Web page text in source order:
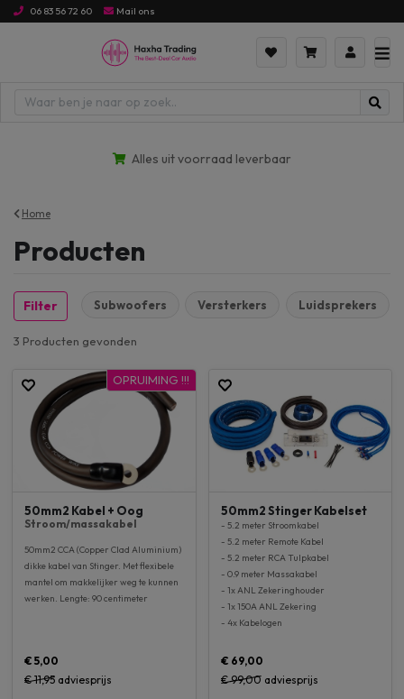
06 83 56 72 60 Mail ons
Alles uit voorraad leverbaar
Home
Producten
Filter Subwoofers Versterkers Luidsprekers
3 Producten gevonden
OPRUIMING !!!
50mm2 Kabel + Oog
Stroom/massakabel
50mm2 CCA (Copper Clad Aluminium)
dikke kabel van Stinger. Met flexibele
mantel om makkelijker weg te kunnen
werken. Lengte: 90 centimeter
€ 5,00
€ 11,95 adviesprijs
50mm2 Stinger Kabelset
- 5.2 meter Stroomkabel
- 5.2 meter Remote Kabel
- 5.2 meter RCA Tulpkabel
- 0.9 meter Massakabel
- 1x ANL Zekeringhouder
- 1x 150A ANL Zekering
- 4x Kabelogen
€ 69,00
€ 99,00adviesprijs
hoog naar laag